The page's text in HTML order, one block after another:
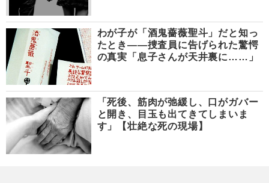
わが子が「酒鬼薔薇聖斗」だと知っ
たとき――捜査員に告げられた驚愕
の真実「息子さんが天井裏に……」
「死後、筋肉が弛緩し、口がガバー
と開き、目玉も出てきてしまいま
す」【壮絶な死の現場】